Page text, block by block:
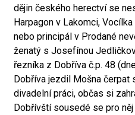
dějin českého herectví se
Harpagon v Lakomci,
nebo principál v Prodané
ženatý s Josefínou
řezníka z Dobříva č.p. 48
Dobříva jezdil Mošna čerpat
divadelní práci, občas si
Dobřívští sousedé se pro